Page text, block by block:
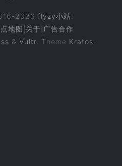
2026 flyzy小站
地图 关于 广告合作
& Vultr . Theme Kratos.